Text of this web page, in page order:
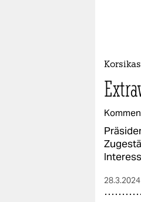
28.3.2024